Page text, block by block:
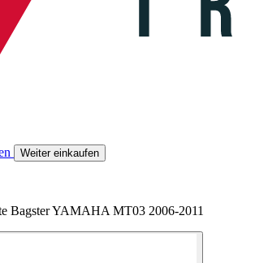
Weiter einkaufen
Bagster YAMAHA MT03 2006-2011